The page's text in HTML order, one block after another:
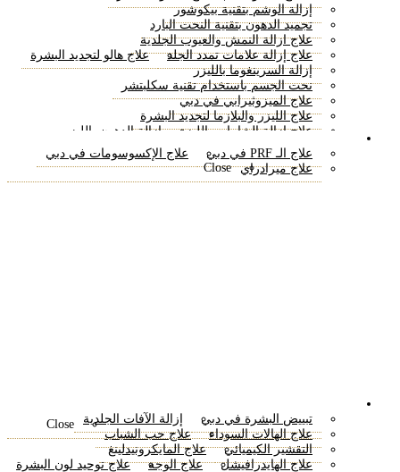
إزالة الوشم بتقنية بيكوشور
تجميد الدهون بتقنية النحت البارد
علاج ازالة النمش والعيوب الجلدية
علاج إزالة علامات تمدد الجلد
علاج هالو لتجديد البشرة
إزالة السرينغوما بالليزر
نحت الجسم باستخدام تقنية سكلبتشر
علاج الميزوثيرابي في دبي
علاج الليزر والبلازما لتجديد البشرة
علاج إزالة الشامات بالليزر
إزالة الدهون بالليزر
شدّ البشرة بالليزر
إزالة الدهون غير الجراحية
علاج التقشير الكربوني بالليزر
علاج تقشير الكربون بالليزر
علاج الـ PRF في دبي
علاج الإكسوسومات في دبي
علاج ميرادراي
Close
تبييض البشرة في دبي
إزالة الآفات الجلدية
علاج الهالات السوداء
علاج حب الشباب
التقشير الكيميائي
علاج المايكرونيدلينغ
علاج الهايدرافيشل
علاج الوجه
علاج توحيد لون البشرة
Close